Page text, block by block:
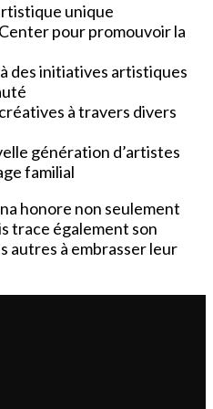
unique
pour promouvoir la
des initiatives artistiques
à travers divers
génération d’artistes
familial
honore non seulement
trace également son
autres à embrasser leur